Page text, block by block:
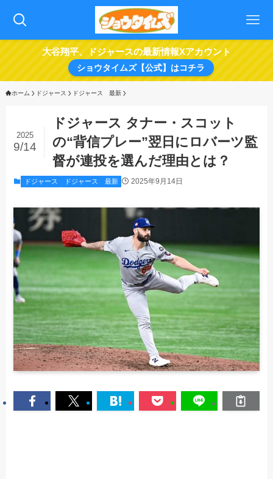
大谷翔平、ドジャースの最新情報Xアカウント
ショウタイムズ【公式】はコチラ
ホーム ドジャース ドジャース 最新
ドジャース タナー・スコット
の“背信プレー”翌日にロバーツ監
督が連投を選んだ理由とは？
2025
9/14
ドジャース ドジャース 最新 2025年9月14日